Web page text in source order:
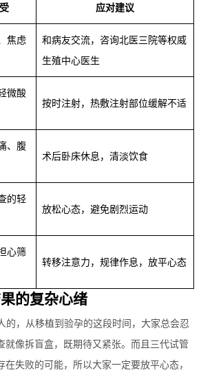
应对建议
焦虑
和病友交流，咨询北医三院等权威
生殖中心医生
微酸
按时注射，热敷注射部位缓解不适
、腹
术后卧床休息，清淡饮食
的轻
放松心态，避免剧烈运动
心筛
转移注意力，规律作息，放平心态
的复杂心绪
的，从移植到验孕的这段时间，大家总会忍
就像拆盲盒，既期待又紧张。而且三代试管
失败的可能，所以大家一定要放平心态，